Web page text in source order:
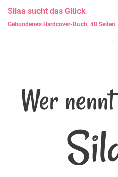
Silaa sucht das Glück
Gebundenes Hardcover-Buch, 48 Seiten
Wer